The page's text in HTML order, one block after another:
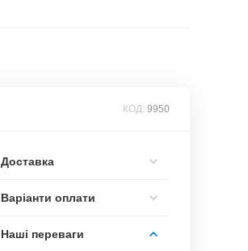
КОД: 9950
Доставка
Варіанти оплати
Наші переваги